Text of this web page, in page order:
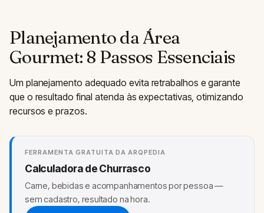
Planejamento da Área
Gourmet: 8 Passos Essenciais
Um planejamento adequado evita retrabalhos e garante
que o resultado final atenda às expectativas, otimizando
recursos e prazos.
FERRAMENTA GRATUITA DA ARQPEDIA
Calculadora de Churrasco
Carne, bebidas e acompanhamentos por pessoa —
sem cadastro, resultado na hora.